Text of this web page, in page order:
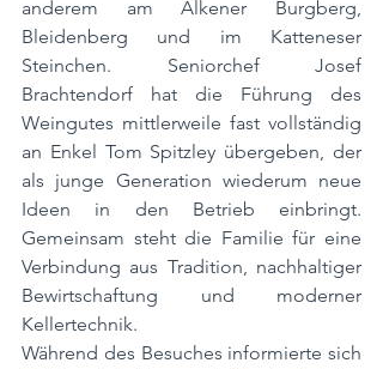
anderem am Alkener Burgberg,
Bleidenberg und im Katteneser
Steinchen. Seniorchef Josef
Brachtendorf hat die Führung des
Weingutes mittlerweile fast vollständig
an Enkel Tom Spitzley übergeben, der
als junge Generation wiederum neue
Ideen in den Betrieb einbringt.
Gemeinsam steht die Familie für eine
Verbindung aus Tradition, nachhaltiger
Bewirtschaftung und moderner
Kellertechnik.
Während des Besuches informierte sich